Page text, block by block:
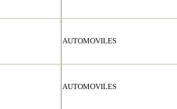
AUTOMOVILES
AUTOMOVILES